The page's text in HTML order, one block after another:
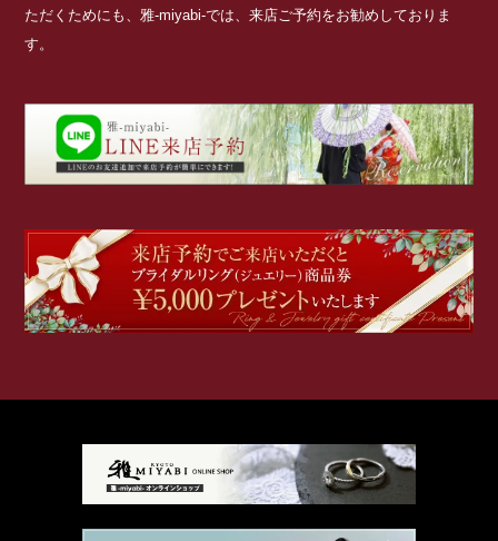
ただくためにも、雅-miyabi-では、来店ご予約をお勧めしておりま
す。